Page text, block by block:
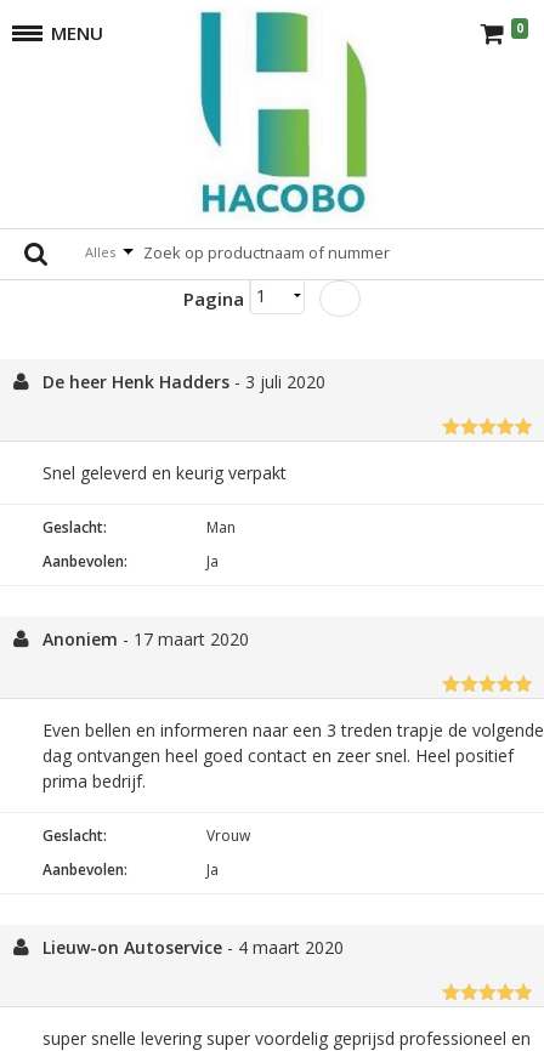
MENU 0
Alles Onderdelen 1 tot 50 van totaal 176
Pagina
De heer Henk Hadders - 3 juli 2020
Snel geleverd en keurig verpakt
Geslacht:
Man
Aanbevolen:
Ja
Anoniem - 17 maart 2020
Even bellen en informeren naar een 3 treden trapje de volgende
dag ontvangen heel goed contact en zeer snel. Heel positief
prima bedrijf.
Geslacht:
Vrouw
Aanbevolen:
Ja
Lieuw-on Autoservice - 4 maart 2020
super snelle levering super voordelig geprijsd professioneel en